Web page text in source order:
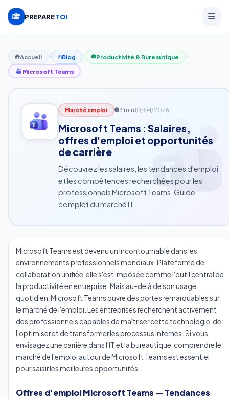
PREPARETOI
Accueil Blog Productivité & Bureautique
Microsoft Teams
Marché emploi 3 min10/04/2026
Microsoft Teams : Salaires,
offres d'emploi et opportunités
de carrière
Découvrez les salaires, les tendances d'emploi
et les compétences recherchées pour les
professionnels Microsoft Teams. Guide
complet du marché IT.
Microsoft Teams est devenu un incontournable dans les
environnements professionnels mondiaux. Plateforme de
collaboration unifiée, elle s'est imposée comme l'outil central de
la productivité en entreprise. Mais au-delà de son usage
quotidien, Microsoft Teams ouvre des portes remarquables sur
le marché de l'emploi. Les entreprises recherchent activement
des professionnels capables de maîtriser cette technologie, de
l'optimiser et de transformer les processus internes. Si vous
envisagez une carrière dans l'IT et la bureautique, comprendre le
marché de l'emploi autour de Microsoft Teams est essentiel
pour saisir les meilleures opportunités.
Offres d'emploi Microsoft Teams — Tendances